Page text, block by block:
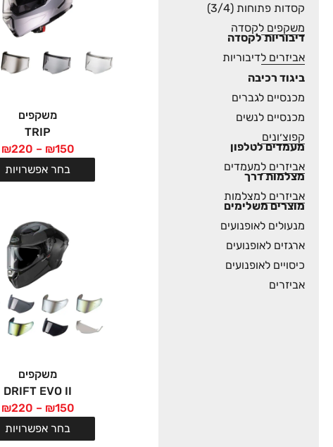
קסדות פתוחות (3/4)
משקפים לקסדה
דיבוריות לקסדה
אביזרים לדיבוריות
ביגוד רכיבה
מכנסיים לגברים
מכנסיים לנשים
קפוצ׳ונים
מעמדים לטלפון
אביזרים למעמדים
מצלמות דרך
אביזרים למצלמות
מוצרים משלימים
מנעולים לאופנועים
ארגזים לאופנועים
כיסויים לאופנועים
אביזרים
משקפים
TRIP
₪150
–
₪220
בחר אפשרויות
משקפים
DRIFT EVO II
₪150
–
₪220
בחר אפשרויות